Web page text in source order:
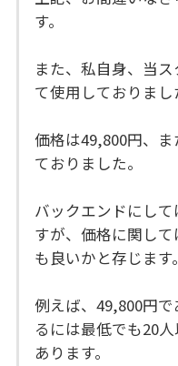
す。
また、私自身、当
て使用しておりまし
価格は49,800円、
ておりました。
バックエンドにし
すが、価格に関し
も良いかと存じます。
例えば、49,800円
るには最低でも20
あります。